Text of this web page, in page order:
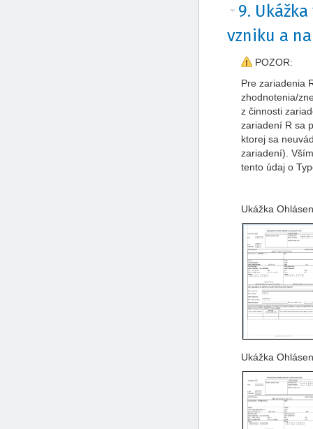
9.
vzniku a
POZOR:
Pre zariadenia
zhodnotenia/
z činnosti
zariadení R sa
ktorej sa
zariadení).
tento údaj o
Ukážka
Ukážka